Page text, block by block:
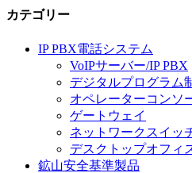
カテゴリー
IP PBX電話システム
VoIPサーバー/IP PBX
デジタルプログラム
オペレーターコンソ
ゲートウェイ
ネットワークスイッ
デスクトップオフィ
鉱山安全基準製品